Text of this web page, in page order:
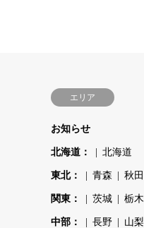
エリア
お知らせ
北海道： 北海道
東北： 青森 秋田
関東： 茨城 栃木
中部： 長野 山梨